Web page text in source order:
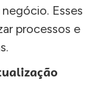
Esses
processos e